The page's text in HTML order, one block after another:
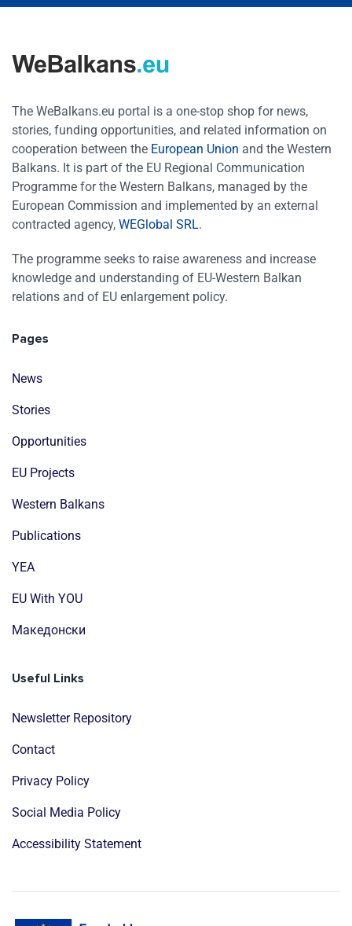
The WeBalkans.eu portal is a one-stop shop for news,
stories, funding opportunities, and related information on
cooperation between the European Union and the Western
Balkans. It is part of the EU Regional Communication
Programme for the Western Balkans, managed by the
European Commission and implemented by an external
contracted agency, WEGlobal SRL.
The programme seeks to raise awareness and increase
knowledge and understanding of EU-Western Balkan
relations and of EU enlargement policy.
Pages
News
Stories
Opportunities
EU Projects
Western Balkans
Publications
YEA
EU With YOU
Mакедонски
Useful Links
Newsletter Repository
Contact
Privacy Policy
Social Media Policy
Accessibility Statement